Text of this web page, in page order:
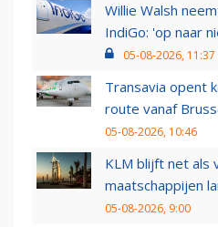
Willie Walsh
IndiGo: 'op naar
05-08-2026, 11:37
Transavia opent
route vanaf
05-08-2026, 10:46
KLM blijft net als
maatschappijen
05-08-2026, 9:00